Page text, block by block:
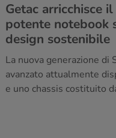
Getac arricchisce
potente notebook
design sostenibile
La nuova generazione
avanzato attualmente
e uno chassis costituito